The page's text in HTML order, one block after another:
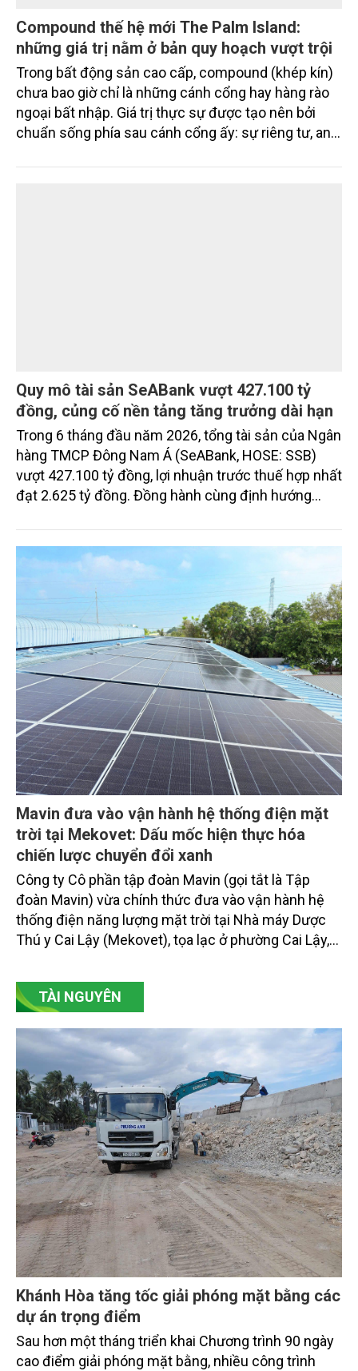
Compound thế hệ mới The Palm Island:
những giá trị nằm ở bản quy hoạch vượt trội
Trong bất động sản cao cấp, compound (khép kín)
chưa bao giờ chỉ là những cánh cổng hay hàng rào
ngoại bất nhập. Giá trị thực sự được tạo nên bởi
chuẩn sống phía sau cánh cổng ấy: sự riêng tư, an
vụ được thiết kế dành riêng cho họ.
Quy mô tài sản SeABank vượt 427.100 tỷ
đồng, củng cố nền tảng tăng trưởng dài hạn
Trong 6 tháng đầu năm 2026, tổng tài sản của Ngân
hàng TMCP Đông Nam Á (SeABank, HOSE: SSB)
vượt 427.100 tỷ đồng, lợi nhuận trước thuế hợp nhất
đạt 2.625 tỷ đồng. Đồng hành cùng định hướng
SeABank tiếp tục duy trì hoạt động hiệu quả, mở
rộng tín dụng, củng cố nguồn vốn và đảm bảo các
chỉ tiêu an toàn.
Mavin đưa vào vận hành hệ thống điện mặt
trời tại Mekovet: Dấu mốc hiện thực hóa
chiến lược chuyển đổi xanh
Công ty Cô phần tập đoàn Mavin (gọi tắt là Tập
đoàn Mavin) vừa chính thức đưa vào vận hành hệ
thống điện năng lượng mặt trời tại Nhà máy Dược
Thú y Cai Lậy (Mekovet), tọa lạc ở phường Cai Lậy,
TÀI NGUYÊN
Khánh Hòa tăng tốc giải phóng mặt bằng các
dự án trọng điểm
Sau hơn một tháng triển khai Chương trình 90 ngày
cao điểm giải phóng mặt bằng, nhiều công trình